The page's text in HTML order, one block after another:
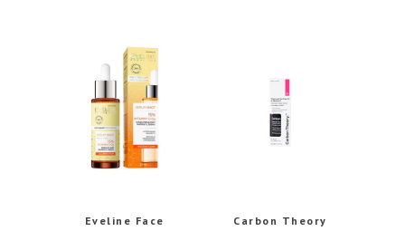
Eveline Face
Carbon Theory